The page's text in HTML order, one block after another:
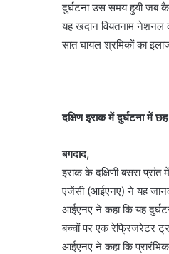
दुर्घटना उस समय हुयी जब
यह खदान वियतनाम नेशनल
सात घायल श्रमिकों का
दक्षिण इराक में दुर्घटना में
बगदाद,
इराक के दक्षिणी बसरा
एजेंसी (आईएनए) ने यह
आईएनए ने कहा कि यह
बच्चों पर एक रेफ्रिजरेटर
आईएनए ने कहा कि